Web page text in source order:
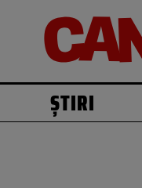
ȘTIRI